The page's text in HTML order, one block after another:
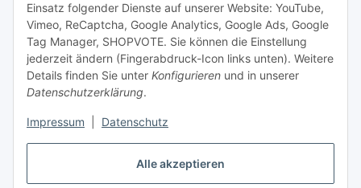
Alle akzeptieren
Einsatz folgender Dienste auf unserer Website: YouTube,
Vimeo, ReCaptcha, Google Analytics, Google Ads, Google
Tag Manager, SHOPVOTE. Sie können die Einstellung
jederzeit ändern (Fingerabdruck-Icon links unten). Weitere
Details finden Sie unter Konfigurieren und in unserer
Datenschutzerklärung.
Impressum Datenschutz
Newsletter Abonnieren
Bitte senden Sie mir entsprechend Ihrer
Datenschutzerklärung
regelmäßig und jederzeit widerruflich
Informationen zu Ihrem Produktsortiment per E-Mail zu.
Abonnieren
Newsletter Abonnieren